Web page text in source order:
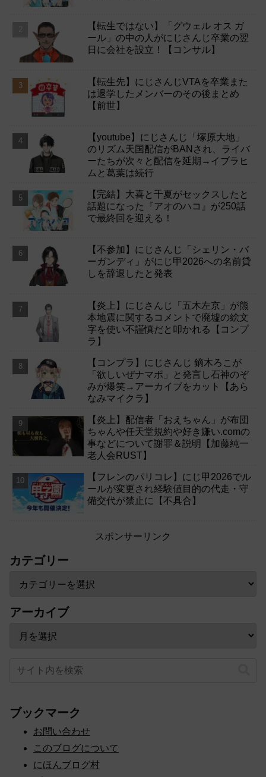
【転生ではない】「グウェル オス ガ
ール」の中の人がにじさんじ卒業の翌
日に会社を設立！【コンサル】
【転生先】にじさんじVTAを卒業また
は退学したメンバーのその後まとめ
【前世】
【youtube】にじさんじ「塚原大地」
のリズム天国配信がBANされ、ライバ
ーたちが次々と配信を延期→イブラヒ
ムと葛葉は続行
【完結】大喜と千夏がセックスしたと
話題になった『アオのハコ』が250話
で最終回を迎える！
【不参加】にじさんじ「シェリン・バ
ーガンディ」がにじ甲2026への名前貸
しを辞退したと発表
【炎上】にじさんじ「五木左京」が熊
本地震に関するコメントで廃墟の絵文
字を使い不謹慎だと叩かれる【コンプ
ラ】
【コンプラ】にじさんじ 鏑木ろこが
「欲しいぜナマポ」と発言し石神のぞ
みが爆笑→アーカイブをカット【あら
なみマイクラ】
【炎上】配信者「おえちゃん」が布団
ちゃんや任天堂規約や好き嫌い.comの
事などについて謝罪＆説明【加藤純一
老人会RUST】
【フレンのパリコレ】にじ甲2026でル
ールが変更され経験値目的の代走・守
備交代が禁止に【不具合】
スポンサーリンク
カテゴリー
アーカイブ